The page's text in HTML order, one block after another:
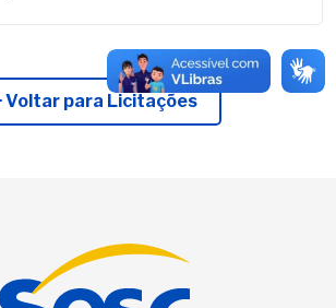
Voltar para Licitações